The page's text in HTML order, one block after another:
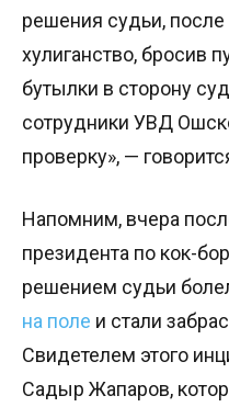
решения судьи,
хулиганство, бросив
бутылки в сторону
сотрудники УВД
проверку», —
Напомним, вчера
президента по кок-
решением судьи
на поле и стали
Свидетелем этого
Садыр Жапаров,